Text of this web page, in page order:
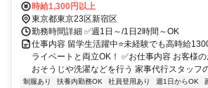
時給1,300円以上
東京都東京23区新宿区
勤務時間詳細 ✅週1日～/1日2時間～OK
仕事内容 留学生活躍中⭐未経験でも高時給
ライベートと両立OK！ ✅お仕事内容 お客様の
おそうじや洗濯などを行う 家事代行スタッフ
制服あり 扶養内勤務OK 社員登用あり 週1日からOK